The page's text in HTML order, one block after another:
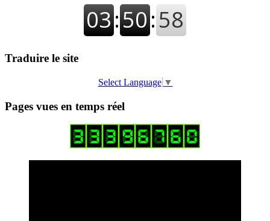
Traduire le site
Select Language ▼
Pages vues en temps réel